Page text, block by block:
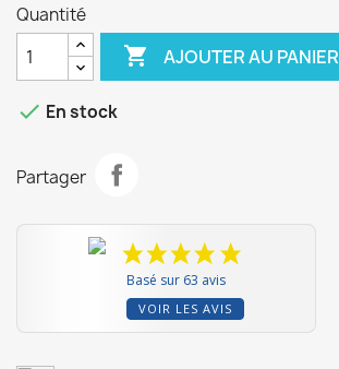
Quantité
 AJOUTER AU PANIER
 En stock
Partager
Basé sur 63 avis
VOIR LES AVIS